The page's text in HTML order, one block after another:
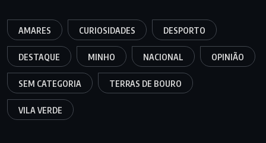
AMARES CURIOSIDADES DESPORTO
DESTAQUE MINHO NACIONAL OPINIÃO
SEM CATEGORIA TERRAS DE BOURO
VILA VERDE